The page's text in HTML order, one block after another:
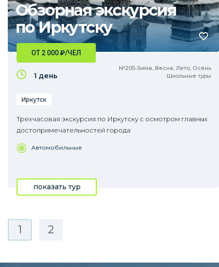
Обзорная экскурсия
по Иркутску
№205•Зима, Весна, Лето, Осень
Школьные туры
ОТ 2 000₽/ЧЕЛ
1 день
Иркутск
Трехчасовая экскурсия по Иркутску с осмотром главных
достопримечательностей города
Автомобильные
показать тур
1 2